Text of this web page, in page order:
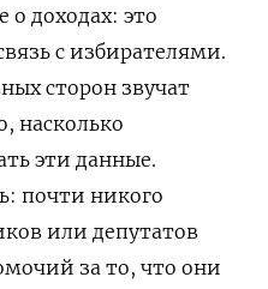
о доходах: это
с избирателями.
сторон звучат
насколько
эти данные.
почти никого
или депутатов
за то, что они